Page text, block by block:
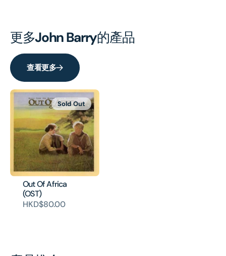
更多John Barry的產品
查看更多
Out Of Africa
(OST)
HKD$80.00
Sold Out